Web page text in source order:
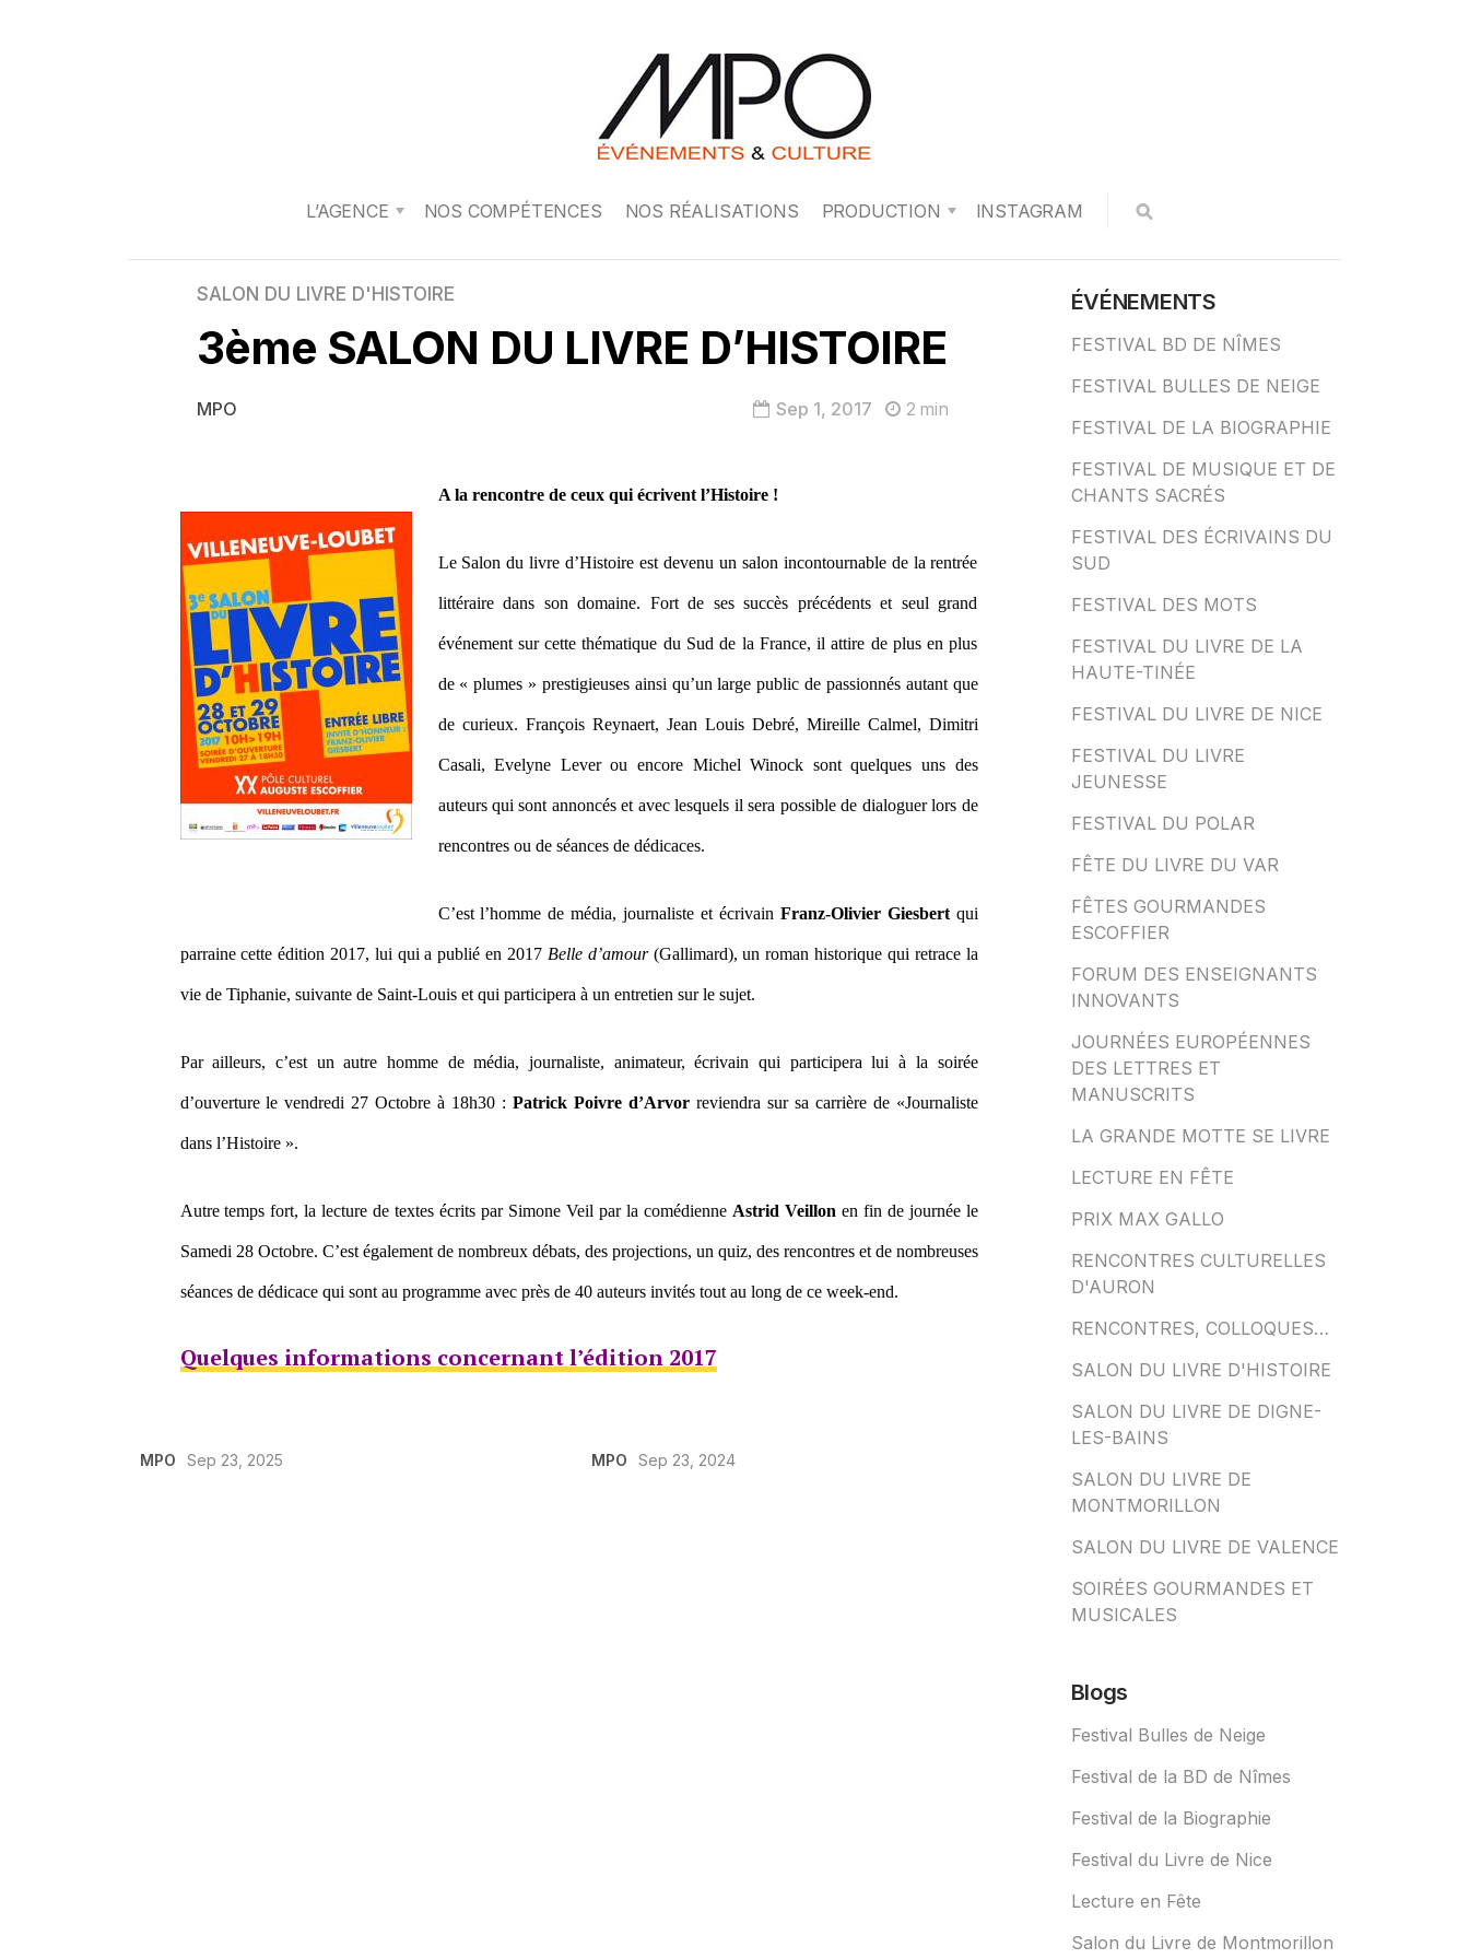
L’AGENCE NOS COMPÉTENCES NOS RÉALISATIONS PRODUCTION INSTAGRAM
SALON DU LIVRE D'HISTOIRE
3ème SALON DU LIVRE D’HISTOIRE
MPO Sep 1, 2017 2 min
3ème SALON DU LIVRE D’HISTOIRE
A la rencontre de ceux qui écrivent l’Histoire !
Le Salon du livre d’Histoire est devenu un salon incontournable de la rentrée
littéraire dans son domaine. Fort de ses succès précédents et seul grand
événement sur cette thématique du Sud de la France, il attire de plus en plus
de « plumes » prestigieuses ainsi qu’un large public de passionnés autant que
de curieux. François Reynaert, Jean Louis Debré, Mireille Calmel, Dimitri
Casali, Evelyne Lever ou encore Michel Winock sont quelques uns des
auteurs qui sont annoncés et avec lesquels il sera possible de dialoguer lors de
rencontres ou de séances de dédicaces.
C’est l’homme de média, journaliste et écrivain Franz-Olivier Giesbertqui
parraine cette édition 2017, lui qui a publié en 2017 Belle d’amour(Gallimard), un roman historique qui retrace la
vie de Tiphanie, suivante de Saint-Louis et qui participera à un entretien sur le sujet.
Par ailleurs, c’est un autre homme de média, journaliste, animateur, écrivain qui participera lui à la soirée
d’ouverture le vendredi 27 Octobre à 18h30 : Patrick Poivre d’Arvorreviendra sur sa carrière de «Journaliste
dans l’Histoire ».
Autre temps fort, la lecture de textes écrits par Simone Veil par la comédienne Astrid Veillon en fin de journée le
Samedi 28 Octobre. C’est également de nombreux débats, des projections, un quiz, des rencontres et de nombreuses
séances de dédicace qui sont au programme avec près de 40 auteurs invités tout au long de ce week-end.
Quelques informations concernant l’édition 2017
MPO Sep 23, 2025 MPO Sep 23, 2024
ÉVÉNEMENTS
FESTIVAL BD DE NÎMES
FESTIVAL BULLES DE NEIGE
FESTIVAL DE LA BIOGRAPHIE
FESTIVAL DE MUSIQUE ET DE
CHANTS SACRÉS
FESTIVAL DES ÉCRIVAINS DU
SUD
FESTIVAL DES MOTS
FESTIVAL DU LIVRE DE LA
HAUTE-TINÉE
FESTIVAL DU LIVRE DE NICE
FESTIVAL DU LIVRE
JEUNESSE
FESTIVAL DU POLAR
FÊTE DU LIVRE DU VAR
FÊTES GOURMANDES
ESCOFFIER
FORUM DES ENSEIGNANTS
INNOVANTS
JOURNÉES EUROPÉENNES
DES LETTRES ET
MANUSCRITS
LA GRANDE MOTTE SE LIVRE
LECTURE EN FÊTE
PRIX MAX GALLO
RENCONTRES CULTURELLES
D'AURON
RENCONTRES, COLLOQUES…
SALON DU LIVRE D'HISTOIRE
SALON DU LIVRE DE DIGNE-
LES-BAINS
SALON DU LIVRE DE
MONTMORILLON
SALON DU LIVRE DE VALENCE
SOIRÉES GOURMANDES ET
MUSICALES
Blogs
Festival Bulles de Neige
Festival de la BD de Nîmes
Festival de la Biographie
Festival du Livre de Nice
Lecture en Fête
Salon du Livre de Montmorillon